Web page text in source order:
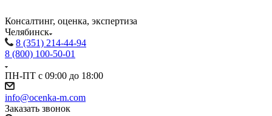
Консалтинг, оценка, экспертиза
Челябинск
8 (351) 214-44-94
8 (800) 100-50-01
ПН-ПТ с 09:00 до 18:00
info@ocenka-m.com
Заказать звонок